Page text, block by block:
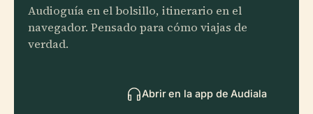
Audioguía en el bolsillo, itinerario en el
navegador. Pensado para cómo viajas de
verdad.
Abrir en la app de Audiala